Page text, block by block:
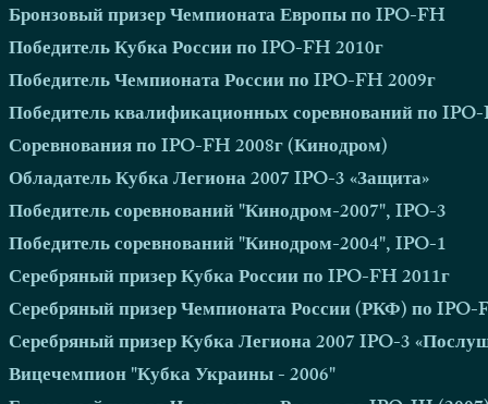
Бронзовый призер Чемпионата Европы по IPO-FH
Победитель Кубка России по IPO-FH 2010г
Победитель Чемпионата России по IPO-FH 2009г
Победитель квалификационных соревнований по
Соревнования по IPO-FH 2008г (Кинодром)
Обладатель Кубка Легиона 2007 IPO-3 «Защита»
Победитель соревнований "Кинодром-2007", IPO-3
Победитель соревнований "Кинодром-2004", IPO-1
Серебряный призер Кубка России по IPO-FH 2011г
Серебряный призер Чемпионата России (РКФ) по
Серебряный призер Кубка Легиона 2007 IPO-3
Вицечемпион "Кубка Украины - 2006"